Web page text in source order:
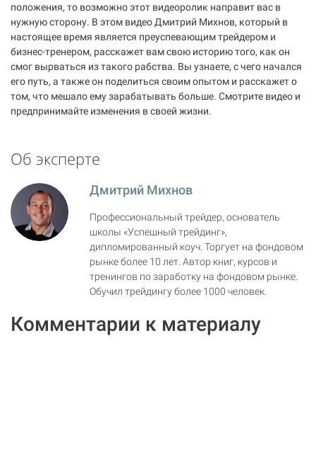
положения, то возможно этот видеоролик направит вас в
нужную сторону. В этом видео Дмитрий Михнов, который в
настоящее время является преуспевающим трейдером и
бизнес-тренером, расскажет вам свою историю того, как он
смог вырваться из такого рабства. Вы узнаете, с чего начался
его путь, а также он поделиться своим опытом и расскажет о
том, что мешало ему зарабатывать больше. Смотрите видео и
предпринимайте изменения в своей жизни.
Об эксперте
Дмитрий Михнов
Профессиональный трейдер, основатель
школы «Успешный трейдинг»,
дипломированный коуч. Торгует на фондовом
рынке более 10 лет. Автор книг, курсов и
тренингов по заработку на фондовом рынке.
Обучил трейдингу более 1000 человек.
Комментарии к материалу